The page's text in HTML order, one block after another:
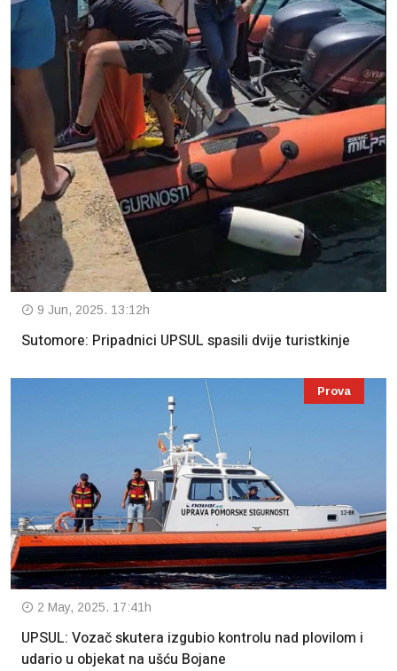
9 Jun, 2025. 13:12h
Sutomore: Pripadnici UPSUL spasili dvije turistkinje
Prova
2 May, 2025. 17:41h
UPSUL: Vozač skutera izgubio kontrolu nad plovilom i
udario u objekat na ušću Bojane